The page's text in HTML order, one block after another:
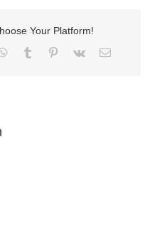
Your Platform!
WhatsApp
Tumblr Pinterest
Vk Email: